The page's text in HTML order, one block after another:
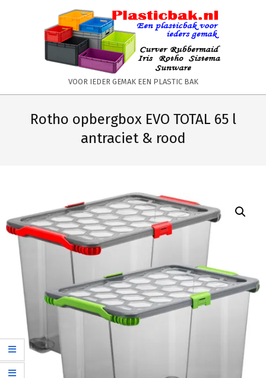
PLASTICBAK.NL
VOOR IEDER GEMAK EEN PLASTIC BAK
Navigation
NavigationRotho opbergbox EVO TOTAL 65 l
antraciet & rood